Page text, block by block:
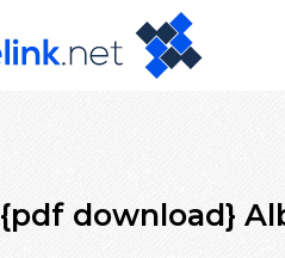
{pdf download}